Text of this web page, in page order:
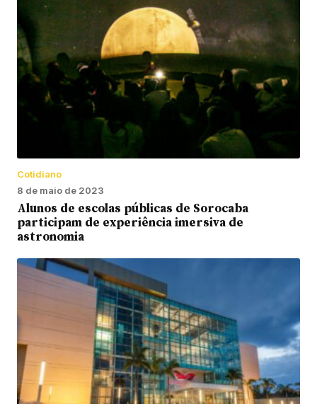
Cotidiano
8 de maio de 2023
Alunos de escolas públicas de Sorocaba
participam de experiência imersiva de
astronomia